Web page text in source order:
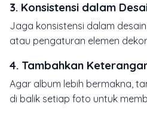
3. Konsistensi dalam
Jaga konsistensi dalam
atau pengaturan elemen
4. Tambahkan
Agar album lebih bermakna,
di balik setiap foto untuk